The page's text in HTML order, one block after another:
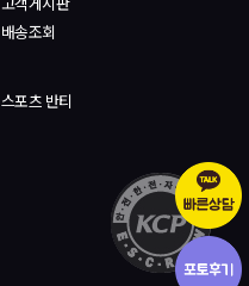
배송조회
스포츠 반티